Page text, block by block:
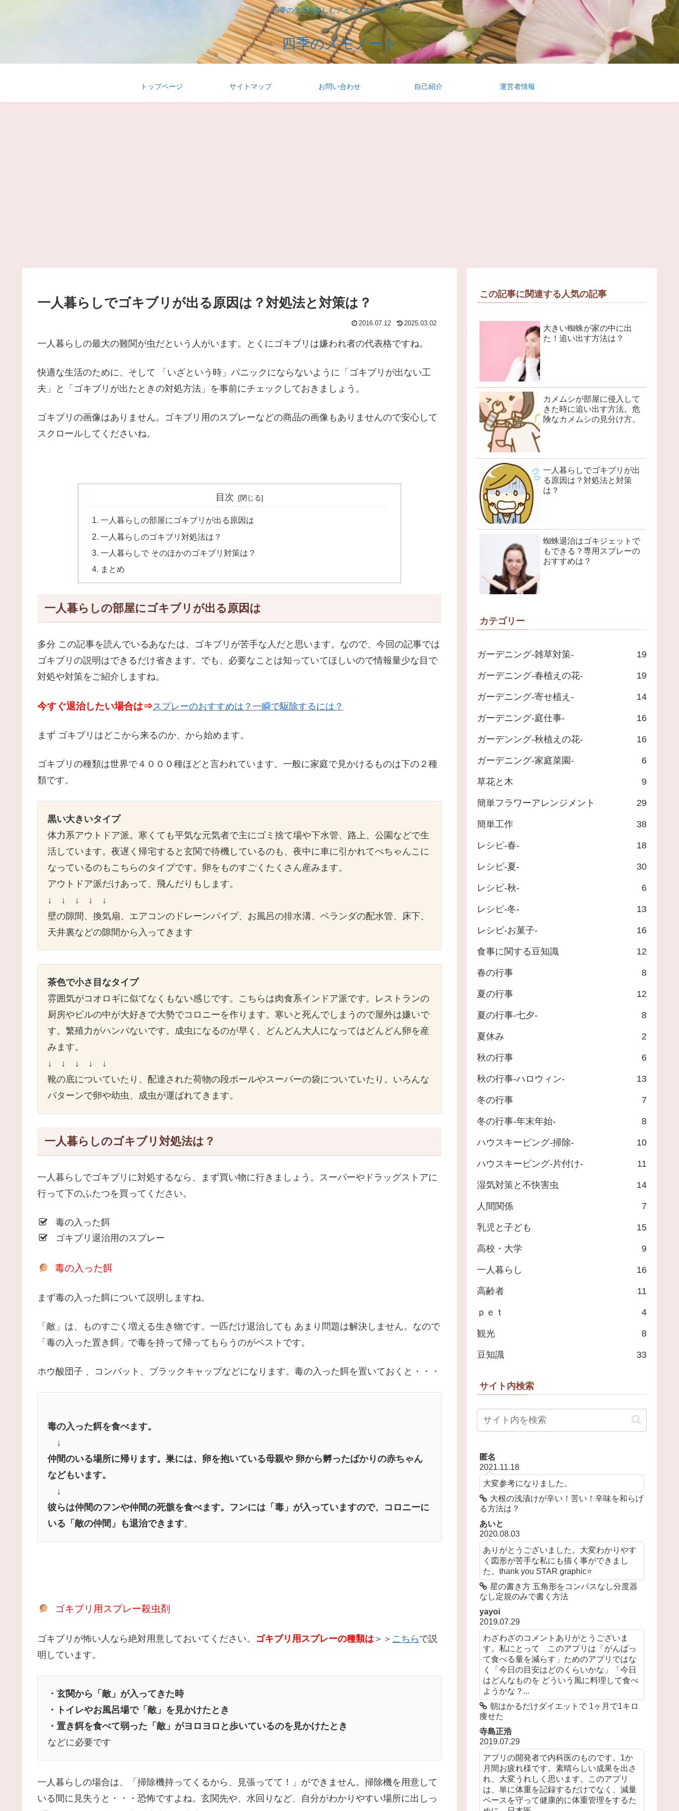
四季の生活を楽しむアイデアのメモノート
四季のメモノート
トップページ サイトマップ お問い合わせ 自己紹介 運営者情報
一人暮らしでゴキブリが出る原因は？対処法と対策は？
2016.07.12 2025.03.02
一人暮らしの最大の難関が虫だという人がいます。とくにゴキブリは嫌われ者の代表格ですね。
快適な生活のために、そして 「いざという時」パニックにならないように「ゴキブリが出ない工
夫」と「ゴキブリが出たときの対処方法」を事前にチェックしておきましょう。
ゴキブリの画像はありません。ゴキブリ用のスプレーなどの商品の画像もありませんので安心して
スクロールしてくださいね。
目次
一人暮らしの部屋にゴキブリが出る原因は
一人暮らしのゴキブリ対処法は？
一人暮らしで そのほかのゴキブリ対策は？
まとめ
一人暮らしの部屋にゴキブリが出る原因は
多分 この記事を読んでいるあなたは、ゴキブリが苦手な人だと思います。なので、今回の記事では
ゴキブリの説明はできるだけ省きます。でも、必要なことは知っていてほしいので情報量少な目で
対処や対策をご紹介しますね。
今すぐ退治したい場合は⇒ スプレーのおすすめは？一瞬で駆除するには？
まず ゴキブリはどこから来るのか、から始めます。
ゴキブリの種類は世界で４０００種ほどと言われています。一般に家庭で見かけるものは下の２種
類です。
黒い大きいタイプ
体力系アウトドア派。寒くても平気な元気者で主にゴミ捨て場や下水管、路上、公園などで生
活しています。夜遅く帰宅すると玄関で待機しているのも、夜中に車に引かれてぺちゃんこに
なっているのもこちらのタイプです。卵をものすごくたくさん産みます。
アウトドア派だけあって、飛んだりもします。
↓ ↓ ↓ ↓ ↓
壁の隙間、換気扇、エアコンのドレーンパイプ、お風呂の排水溝、ベランダの配水管、床下、
天井裏などの隙間から入ってきます
茶色で小さ目なタイプ
雰囲気がコオロギに似てなくもない感じです。こちらは肉食系インドア派です。レストランの
厨房やビルの中が大好きで大勢でコロニーを作ります。寒いと死んでしまうので屋外は嫌いで
す。繁殖力がハンパないです。成虫になるのが早く、どんどん大人になってはどんどん卵を産
みます。
↓ ↓ ↓ ↓ ↓
靴の底についていたり、配達された荷物の段ボールやスーパーの袋についていたり。いろんな
パターンで卵や幼虫、成虫が運ばれてきます。
一人暮らしのゴキブリ対処法は？
一人暮らしでゴキブリに対処するなら、まず買い物に行きましょう。スーパーやドラッグストアに
行って下のふたつを買ってください。
毒の入った餌
ゴキブリ退治用のスプレー
毒の入った餌
まず毒の入った餌について説明しますね。
「敵」は、ものすごく増える生き物です。一匹だけ退治しても あまり問題は解決しません。なので
「毒の入った置き餌」で毒を持って帰ってもらうのがベストです。
ホウ酸団子 、コンバット、ブラックキャップなどになります。毒の入った餌を置いておくと・・・
毒の入った餌を食べます。
↓
仲間のいる場所に帰ります。巣には、卵を抱いている母親や 卵から孵ったばかりの赤ちゃん
などもいます。
↓
彼らは仲間のフンや仲間の死骸を食べます。フンには「毒」が入っていますので、コロニーに
いる「敵の仲間」も退治できます。
ゴキブリ用スプレー殺虫剤
ゴキブリが怖い人なら絶対用意しておいてください。 ゴキブリ用スプレーの種類は ＞＞ こちら で説
明しています。
・玄関から「敵」が入ってきた時
・トイレやお風呂場で「敵」を見かけたとき
・置き餌を食べて弱った「敵」がヨロヨロと歩いているのを見かけたとき
などに必要です
一人暮らしの場合は、「掃除機持ってくるから、見張ってて！」ができません。掃除機を用意して
いる間に見失うと・・・恐怖ですよね。玄関先や、水回りなど、自分がわかりやすい場所に出しっ
この記事に関連する人気の記事
大きい蜘蛛が家の中に出
た！追い出す方法は？
カメムシが部屋に侵入して
きた時に追い出す方法。危
険なカメムシの見分け方。
一人暮らしでゴキブリが出
る原因は？対処法と対策
は？
蜘蛛退治はゴキジェットで
もできる？専用スプレーの
おすすめは？
カテゴリー
ガーデニング-雑草対策- 19
ガーデニング-春植えの花- 19
ガーデニング-寄せ植え- 14
ガーデニング-庭仕事- 16
ガーデンング-秋植えの花- 16
ガーデニング-家庭菜園- 6
草花と木 9
簡単フラワーアレンジメント 29
簡単工作 38
レシピ-春- 18
レシピ-夏- 30
レシピ-秋- 6
レシピ-冬- 13
レシピ-お菓子- 16
食事に関する豆知識 12
春の行事 8
夏の行事 12
夏の行事-七夕- 8
夏休み 2
秋の行事 6
秋の行事-ハロウィン- 13
冬の行事 7
冬の行事-年末年始- 8
ハウスキーピング-掃除- 10
ハウスキーピング-片付け- 11
湿気対策と不快害虫 14
人間関係 7
乳児と子ども 15
高校・大学 9
一人暮らし 16
高齢者 11
ｐｅｔ 4
観光 8
豆知識 33
サイト内検索
匿名
2021.11.18
大変参考になりました。
大根の浅漬けが辛い！苦い！辛味を和らげ
る方法は？
あいと
2020.08.03
ありがとうございました。大変わかりやす
く図形が苦手な私にも描く事ができまし
た。thank you STAR graphic⭐️
星の書き方 五角形をコンパスなし分度器
なし定規のみで書く方法
yayoi
2019.07.29
わざわざのコメントありがとうございま
す。私にとって このアプリは「がんばっ
て食べる量を減らす」ためのアプリではな
く「今日の目安はどのくらいかな」「今日
はどんなものを どういう風に料理して食べ
ようかな？...
朝はかるだけダイエットで 1ヶ月で1キロ
痩せた
寺島正浩
2019.07.29
アプリの開発者で内科医のものです。1か
月間お疲れ様です。素晴らしい成果を出さ
れ、大変うれしく思います。このアプリ
は、単に体重を記録するだけでなく、減量
ペースを守って健康的に体重管理をするた